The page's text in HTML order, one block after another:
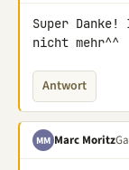
Super
nicht mehr^^
Antwort
MM Marc Moritz